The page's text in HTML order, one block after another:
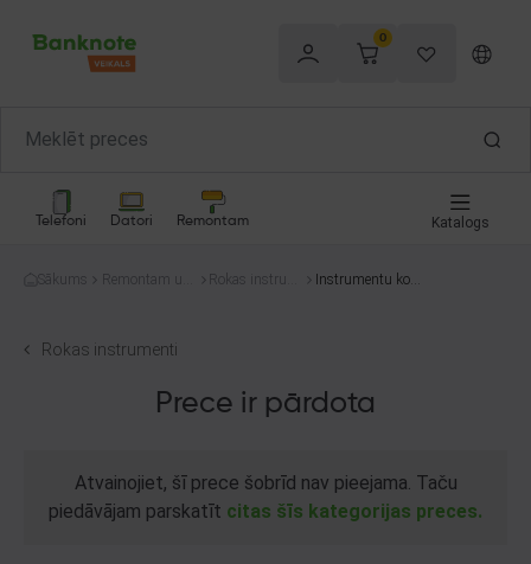
0
Telefoni Datori Remontam Katalogs
Sākums
Remontam un
Rokas instrum
Instrumentu ko
Rokas instrumenti
Prece ir pārdota
Atvainojiet, šī prece šobrīd nav pieejama. Taču
piedāvājam parskatīt citas šīs kategorijas preces.